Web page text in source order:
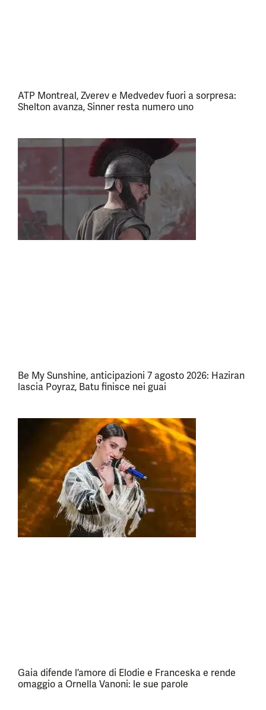
ATP Montreal, Zverev e Medvedev fuori a sorpresa:
Shelton avanza, Sinner resta numero uno
Be My Sunshine, anticipazioni 7 agosto 2026: Haziran
lascia Poyraz, Batu finisce nei guai
Gaia difende l’amore di Elodie e Franceska e rende
omaggio a Ornella Vanoni: le sue parole